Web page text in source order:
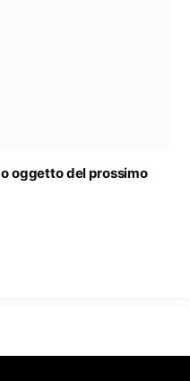
oggetto del prossimo